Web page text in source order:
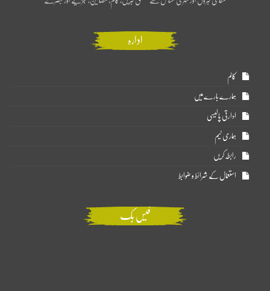
ادارہ
کالم
ہمارے بارے میں
ادارتی پالیسی
ہماری ٹیم
رابطہ کریں
استعمال کے شرائط و ضوابط
فیس بک